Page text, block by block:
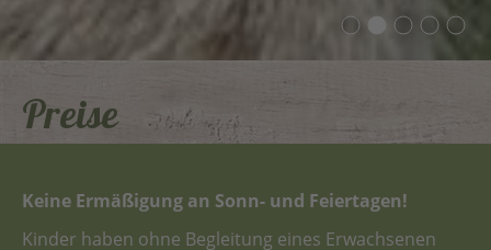
Preise
Keine Ermäßigung an Sonn- und Feiertagen!
Kinder haben ohne Begleitung eines Erwachsenen